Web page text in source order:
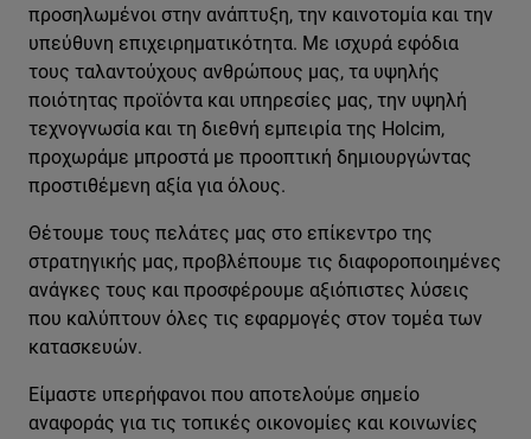
προσηλωμένοι στην ανάπτυξη, την καινοτομία και την
υπεύθυνη επιχειρηματικότητα. Με ισχυρά εφόδια
τους ταλαντούχους ανθρώπους μας, τα υψηλής
ποιότητας προϊόντα και υπηρεσίες μας, την υψηλή
τεχνογνωσία και τη διεθνή εμπειρία της Holcim,
προχωράμε μπροστά με προοπτική δημιουργώντας
προστιθέμενη αξία για όλους.
Θέτουμε τους πελάτες μας στο επίκεντρο της
στρατηγικής μας, προβλέπουμε τις διαφοροποιημένες
ανάγκες τους και προσφέρουμε αξιόπιστες λύσεις
που καλύπτουν όλες τις εφαρμογές στον τομέα των
κατασκευών.
Είμαστε υπερήφανοι που αποτελούμε σημείο
αναφοράς για τις τοπικές οικονομίες και κοινωνίες